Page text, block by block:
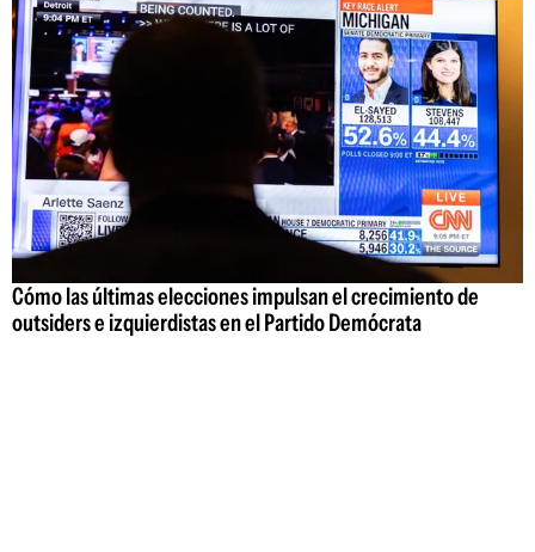
Cómo las últimas elecciones impulsan el crecimiento de
outsiders e izquierdistas en el Partido Demócrata